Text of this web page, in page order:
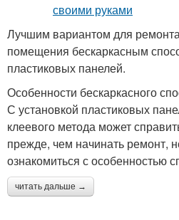
Лучшим вариантом для
помещения бескаркасным
пластиковых панелей.
Особенности бескаркасного
С установкой пластиковых
клеевого метода может
прежде, чем начинать ремонт,
ознакомиться с особенностью
читать дальше →